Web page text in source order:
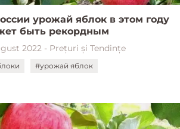
урожай яблок в этом году
2022 - Prețuri și Tendințe
#урожай яблок